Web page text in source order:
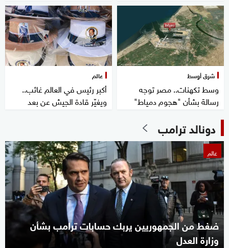
شرق أوسط
وسط تكهنات.. مصر توجه
رسالة بشأن "هجوم دمياط"
عالم
أكبر رئيس في العالم غائب..
ويغيّر قادة الجيش عن بعد
دونالد ترامب
عالم
ضغط من الجمهوريين يربك حسابات ترامب بشأن
وزارة العدل